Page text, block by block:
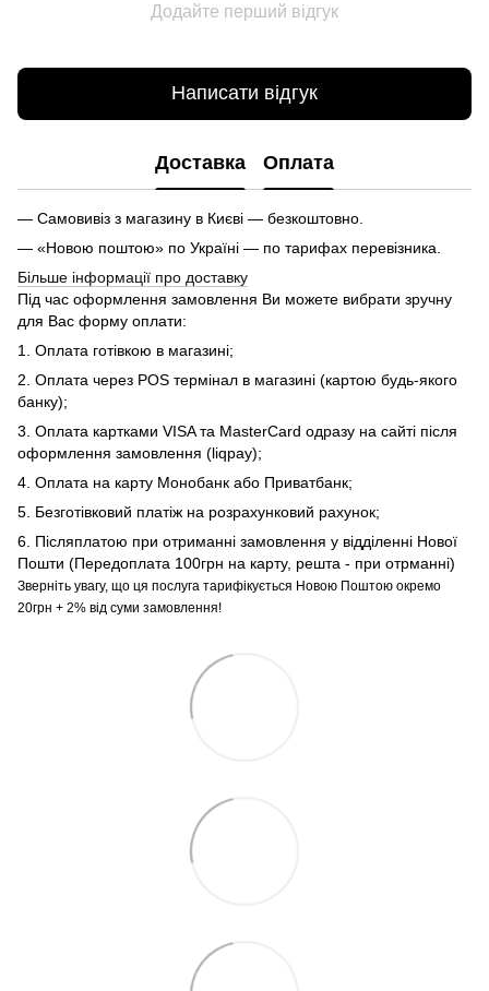
Додайте перший відгук
Написати відгук
Доставка Оплата
— Самовивіз з магазину в Києві — безкоштовно.
— «Новою поштою» по Україні — по тарифах перевізника.
Більше інформації про доставку
Під час оформлення замовлення Ви можете вибрати зручну
для Вас форму оплати:
1. Оплата готівкою в магазині;
2. Оплата через POS термінал в магазині (картою будь-якого
банку);
3. Оплата картками VISA та MasterCard одразу на сайті після
оформлення замовлення (liqpay);
4. Оплата на карту Монобанк або Приватбанк;
5. Безготівковий платіж на розрахунковий рахунок;
6. Післяплатою при отриманні замовлення у відділенні Нової
Пошти (Передоплата 100грн на карту, решта - при отрманні)
Зверніть увагу, що ця послуга тарифікується Новою Поштою окремо
20грн + 2% від суми замовлення!